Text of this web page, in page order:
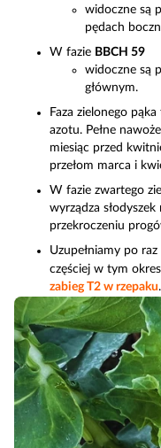
widoczne są
pędach
W fazie BBCH 59
widoczne są
głównym.
Faza zielonego
azotu. Pełne
miesiąc przed
przełom marca i
W fazie zwartego
wyrządza
przekroczeniu
Uzupełniamy po
częściej w tym
zabieg T2 w rzepaku.